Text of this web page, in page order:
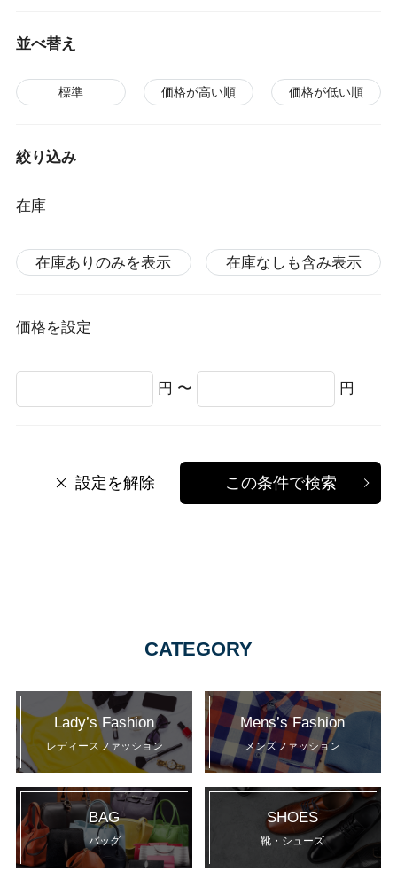
並べ替え
標準 価格が高い順 価格が低い順
絞り込み
在庫
在庫ありのみを表示 在庫なしも含み表示
価格を設定
円 〜 円
設定を解除 この条件で検索
CATEGORY
Lady’s Fashion
レディースファッション
Mens’s Fashion
メンズファッション
BAG
バッグ
SHOES
靴・シューズ